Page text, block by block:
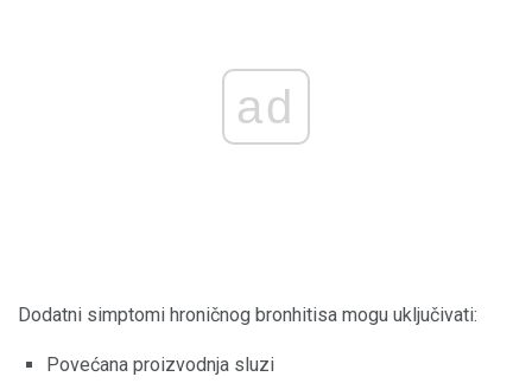
ad
Dodatni simptomi hroničnog bronhitisa mogu uključivati:
Povećana proizvodnja sluzi